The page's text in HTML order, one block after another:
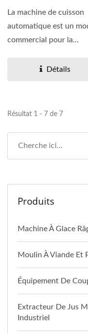
La machine de cuisson
automatique est un
commercial pour la
Détails
Résultat 1 - 7 de 7
Produits
Machine À Glace
Moulin À Viande Et
Équipement De
Extracteur De Jus
Industriel